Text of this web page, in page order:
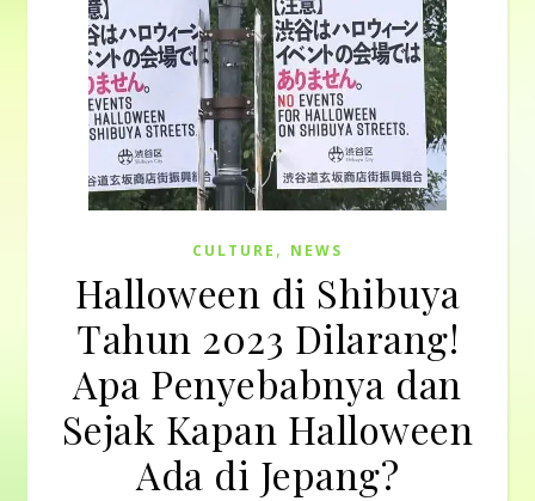
CULTURE , NEWS
Halloween di Shibuya
Tahun 2023 Dilarang!
Apa Penyebabnya dan
Sejak Kapan Halloween
Ada di Jepang?